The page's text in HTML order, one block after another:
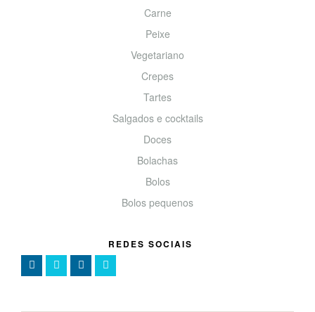
Carne
Peixe
Vegetariano
Crepes
Tartes
Salgados e cocktails
Doces
Bolachas
Bolos
Bolos pequenos
REDES SOCIAIS